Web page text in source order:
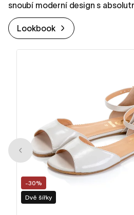
snoubí moderní design s
Lookbook
-30%
Dvě šířky